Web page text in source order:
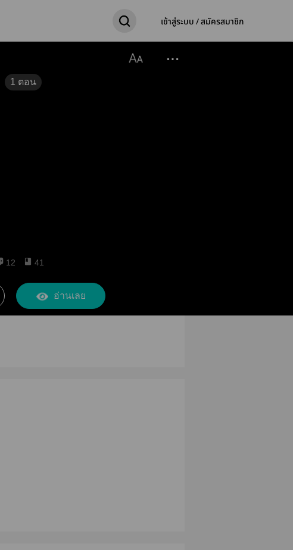
เข้าสู่ระบบ / สมัครสมาชิก
1 ตอน
12 41
อ่านเลย